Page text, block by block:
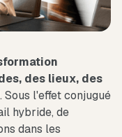
des lieux, des
. Sous l'effet conjugué
hybride, de
dans les